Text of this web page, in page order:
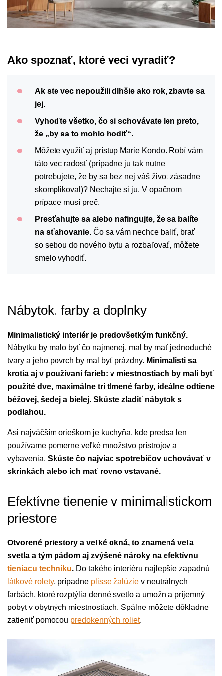
Ako spoznať, ktoré veci vyradiť?
Ak ste vec nepoužili dlhšie ako rok, zbavte sa
jej.
Vyhoďte všetko, čo si schovávate len preto,
že „by sa to mohlo hodiť“.
Môžete využiť aj prístup Marie Kondo. Robí vám
táto vec radosť (prípadne ju tak nutne
potrebujete, že by sa bez nej váš život zásadne
skomplikoval)? Nechajte si ju. V opačnom
prípade musí preč.
Presťahujte sa alebo nafingujte, že sa balíte
na sťahovanie. Čo sa vám nechce baliť, brať
so sebou do nového bytu a rozbaľovať, môžete
smelo vyhodiť.
Nábytok, farby a doplnky
Minimalistický interiér je predovšetkým funkčný.
Nábytku by malo byť čo najmenej, mal by mať jednoduché
tvary a jeho povrch by mal byť prázdny. Minimalisti sa
krotia aj v používaní farieb: v miestnostiach by mali byť
použité dve, maximálne tri tlmené farby, ideálne odtiene
béžovej, šedej a bielej. Skúste zladiť nábytok s
podlahou.
Asi najväčším orieškom je kuchyňa, kde predsa len
používame pomerne veľké množstvo prístrojov a
vybavenia. Skúste čo najviac spotrebičov uchovávať v
skrinkách alebo ich mať rovno vstavané.
Efektívne tienenie v minimalistickom
priestore
Otvorené priestory a veľké okná, to znamená veľa
svetla a tým pádom aj zvýšené nároky na efektívnu
tieniacu techniku. Do takého interiéru najlepšie zapadnú
látkové rolety, prípadne plisse žalúzie v neutrálnych
farbách, ktoré rozptýlia denné svetlo a umožnia príjemný
pobyt v obytných miestnostiach. Spálne môžete dôkladne
zatieniť pomocou predokenných roliet.